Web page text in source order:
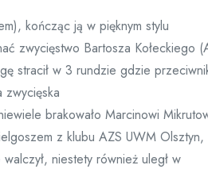
kończąc ją w pięknym stylu
zwycięstwo Bartosza Kołeckiego
stracił w 3 rundzie gdzie
zwycięska
brakowało Marcinowi
z klubu AZS UWM Olsztyn,
niestety również uległ w